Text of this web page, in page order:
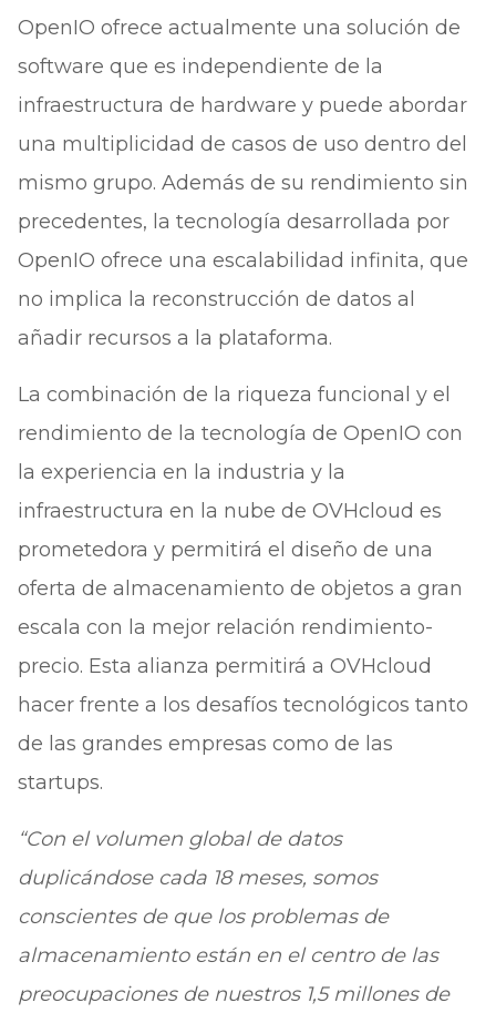
OpenIO ofrece actualmente una solución de
software que es independiente de la
infraestructura de hardware y puede abordar
una multiplicidad de casos de uso dentro del
mismo grupo. Además de su rendimiento sin
precedentes, la tecnología desarrollada por
OpenIO ofrece una escalabilidad infinita, que
no implica la reconstrucción de datos al
añadir recursos a la plataforma.
La combinación de la riqueza funcional y el
rendimiento de la tecnología de OpenIO con
la experiencia en la industria y la
infraestructura en la nube de OVHcloud es
prometedora y permitirá el diseño de una
oferta de almacenamiento de objetos a gran
escala con la mejor relación rendimiento-
precio. Esta alianza permitirá a OVHcloud
hacer frente a los desafíos tecnológicos tanto
de las grandes empresas como de las
startups.
“Con el volumen global de datos
duplicándose cada 18 meses, somos
conscientes de que los problemas de
almacenamiento están en el centro de las
preocupaciones de nuestros 1,5 millones de